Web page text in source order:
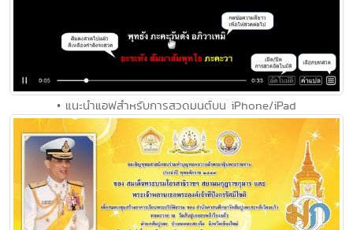
• แนะนำแอฟสำหรับการสวดมนต์บน iPhone/iPad